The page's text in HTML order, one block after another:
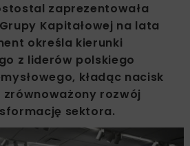
zaprezentowała
Kapitałowej na lata
określa kierunki
z liderów polskiego
kładąc nacisk
rozwój
sektora.